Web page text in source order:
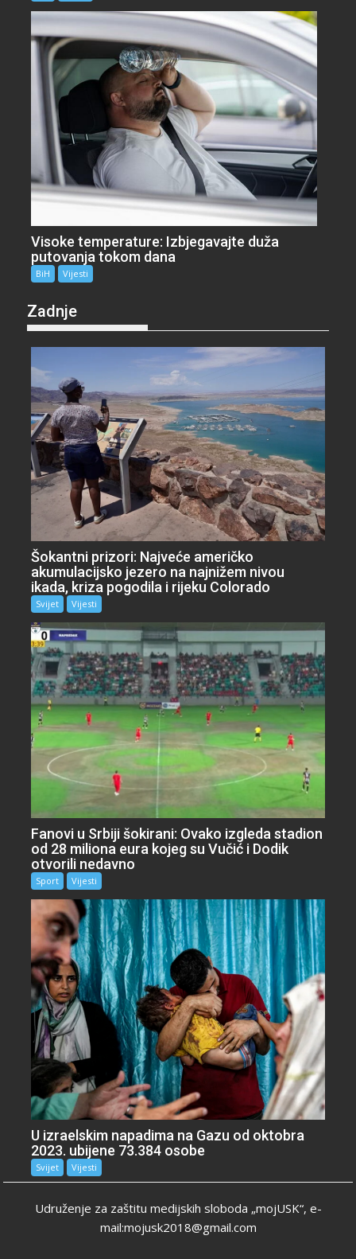
Visoke temperature: Izbjegavajte duža
putovanja tokom dana
BiH Vijesti
Zadnje
Šokantni prizori: Najveće američko
akumulacijsko jezero na najnižem nivou
ikada, kriza pogodila i rijeku Colorado
Svijet Vijesti
Fanovi u Srbiji šokirani: Ovako izgleda stadion
od 28 miliona eura kojeg su Vučić i Dodik
otvorili nedavno
Sport Vijesti
U izraelskim napadima na Gazu od oktobra
2023. ubijene 73.384 osobe
Svijet Vijesti
Udruženje za zaštitu medijskih sloboda „mojUSK“, e-
mail:mojusk2018@gmail.com